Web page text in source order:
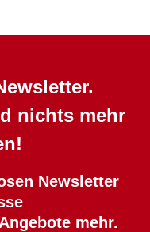
nichts mehr
Newsletter
mehr.